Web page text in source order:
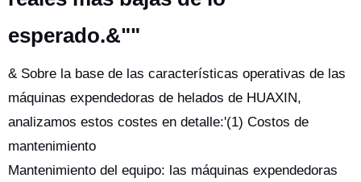
esperado.&""
& Sobre la base de las características operativas de las
máquinas expendedoras de helados de HUAXIN,
analizamos estos costes en detalle:'(1) Costos de
mantenimiento
Mantenimiento del equipo: las máquinas expendedoras